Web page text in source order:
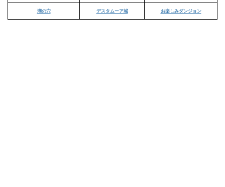
湖の穴 デスタムーア城 お楽しみダンジョン